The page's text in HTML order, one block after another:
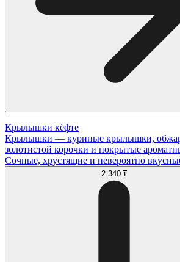
Крылышки кёфте
Крылышки — куриные крылышки,
золотистой корочки и покрытые
Сочные, хрустящие и невероятно
2 340 ₸